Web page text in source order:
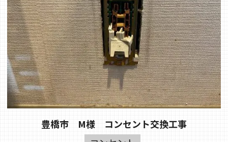
豊橋市 M様 コンセント交換工事